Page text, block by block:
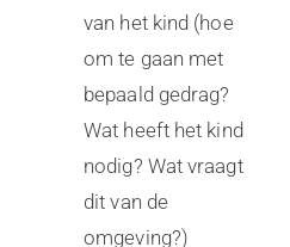
van het kind (hoe
om te gaan met
bepaald gedrag?
Wat heeft het kind
nodig? Wat vraagt
dit van de
omgeving?)